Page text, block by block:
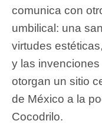
comunica con
umbilical: una
virtudes
y las
otorgan un sitio
de México a la
Cocodrilo.